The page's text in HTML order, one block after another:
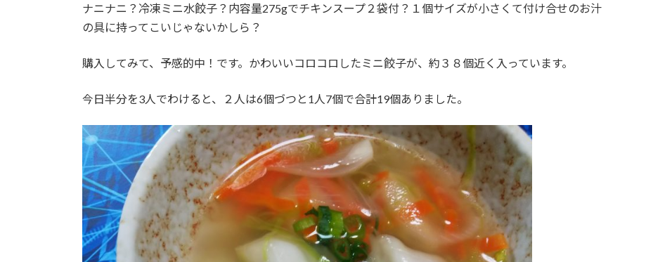
ナニナニ？冷凍ミニ水餃子？内容量275gでチキンスープ２袋付？１個サイズが小さくて付け合せのお汁
の具に持ってこいじゃないかしら？
購入してみて、予感的中！です。かわいいコロコロしたミニ餃子が、約３８個近く入っています。
今日半分を3人でわけると、２人は6個づつと1人7個で合計19個ありました。